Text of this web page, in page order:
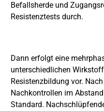
Befallsherde und
Resistenztests durch.
Dann erfolgt eine
unterschiedlichen
Resistenzbildung vor.
Nachkontrollen im
Standard.